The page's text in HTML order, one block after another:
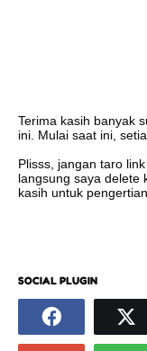
Terima kasih banyak
ini. Mulai saat ini,
Plisss, jangan taro
langsung saya delete
kasih untuk
SOCIAL PLUGIN